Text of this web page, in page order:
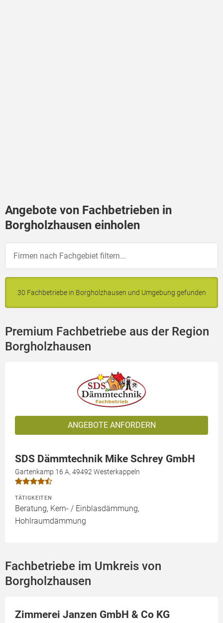
Angebote von Fachbetrieben in
Borgholzhausen einholen
30 Fachbetriebe in Borgholzhausen und Umgebung gefunden
Premium Fachbetriebe aus der Region
Borgholzhausen
ANGEBOTE ANFORDERN
SDS Dämmtechnik Mike Schrey GmbH
Gartenkamp 16 A, 49492 Westerkappeln
TÄTIGKEITEN
Beratung, Kern- / Einblasdämmung,
Hohlraumdämmung
Fachbetriebe im Umkreis von
Borgholzhausen
Zimmerei Janzen GmbH & Co KG